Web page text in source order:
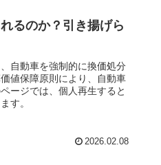
るのか？引き揚げら
自動車を強制的に換価処分
値保障原則により、自動車
ージでは、個人再生すると
す。
2026.02.08